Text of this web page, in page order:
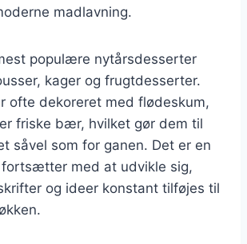
madlavning.
populære nytårsdesserter
kager og frugtdesserter.
ofte dekoreret med flødeskum,
friske bær, hvilket gør dem til
såvel som for ganen. Det er en
med at udvikle sig,
og ideer konstant tilføjes til